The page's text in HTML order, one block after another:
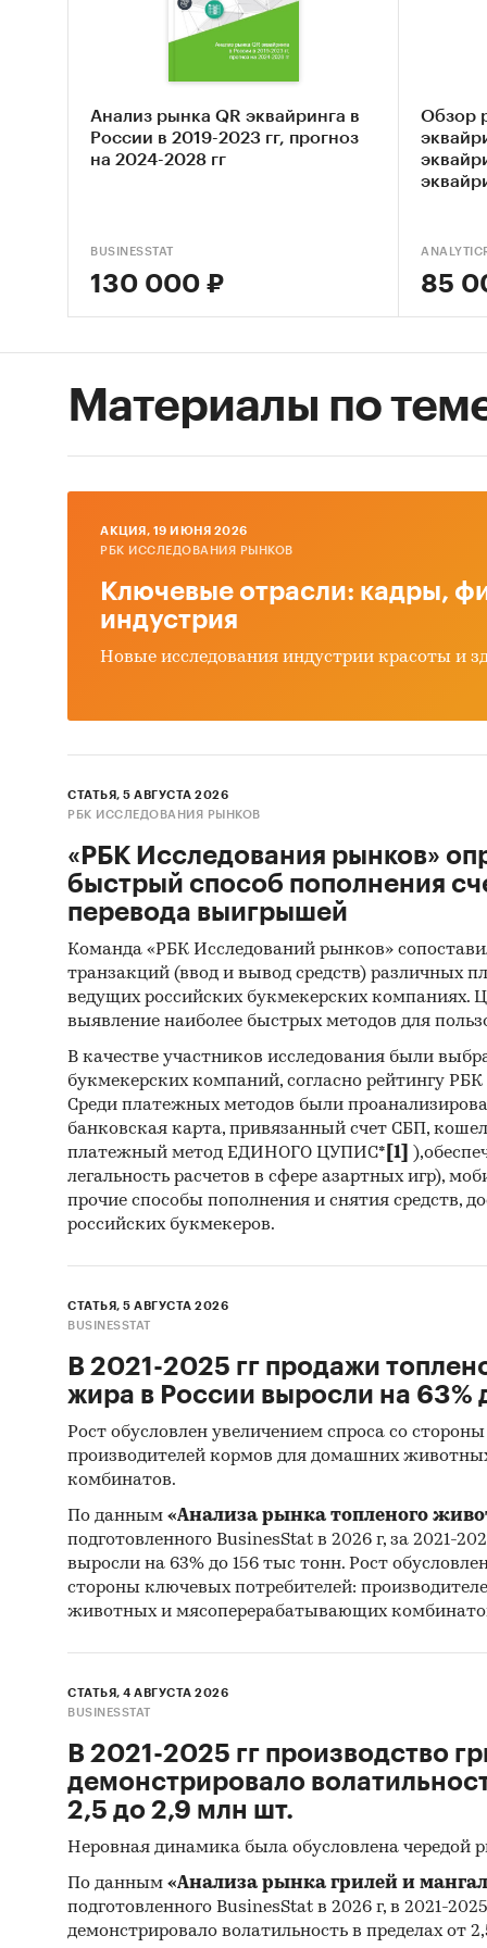
3.
4.
5. B2C
и
также
Цель
•
•
•
прием
•
•
Методы
•
РФ);
• Сбор
•
Анализ рынка QR эквайринга в
России в 2019-2023 гг, прогноз
на 2024-2028 гг
BUSINESSTAT
130 000 ₽
Обзор
85
Материалы по
AКЦИЯ, 19 ИЮНЯ 2026
РБК ИССЛЕДОВАНИЯ РЫНКОВ
Ключевые отрасли: кадры,
индустрия
Новые исследования индустрии красоты и
СТАТЬЯ, 5 АВГУСТА 2026
РБК ИССЛЕДОВАНИЯ РЫНКОВ
«РБК Исследования рынков»
быстрый способ пополнения
перевода выигрышей
Команда «РБК Исследований рынков»
транзакций (ввод и вывод средств) различных
ведущих российских букмекерских компаниях.
выявление наиболее быстрых методов для
В качестве участников исследования были
букмекерских компаний, согласно рейтингу
Среди платежных методов были
банковская карта, привязанный счет СБП,
платежный метод ЕДИНОГО ЦУПИС* [1]
легальность расчетов в сфере азартных игр),
прочие способы пополнения и снятия средств,
российских букмекеров.
СТАТЬЯ, 5 АВГУСТА 2026
BUSINESSTAT
В 2021-2025 гг продажи
жира в России выросли на 63%
Рост обусловлен увеличением спроса со
производителей кормов для домашних
комбинатов.
По данным «Анализа рынка топленого
подготовленного BusinesStat в 2026 г, за 2021-
выросли на 63% до 156 тыс тонн. Рост
стороны ключевых потребителей:
животных и мясоперерабатывающих
СТАТЬЯ, 4 АВГУСТА 2026
BUSINESSTAT
В 2021-2025 гг производство
демонстрировало
2,5 до 2,9 млн шт.
Неровная динамика была обусловлена чередой
По данным «Анализа рынка грилей и
подготовленного BusinesStat в 2026 г, в 2021-
демонстрировало волатильность в пределах от